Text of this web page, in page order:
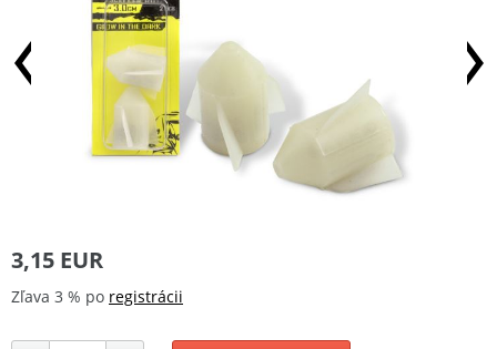
3,15 EUR
Zľava 3 % po registrácii